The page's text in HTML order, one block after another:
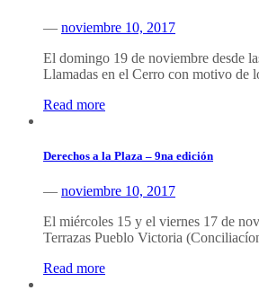
— noviembre 10, 2017
El domingo 19 de noviembre desde
Llamadas en el Cerro con motivo de
Read more
Derechos a la Plaza – 9na edición
— noviembre 10, 2017
El miércoles 15 y el viernes 17 de
Terrazas Pueblo Victoria
Read more